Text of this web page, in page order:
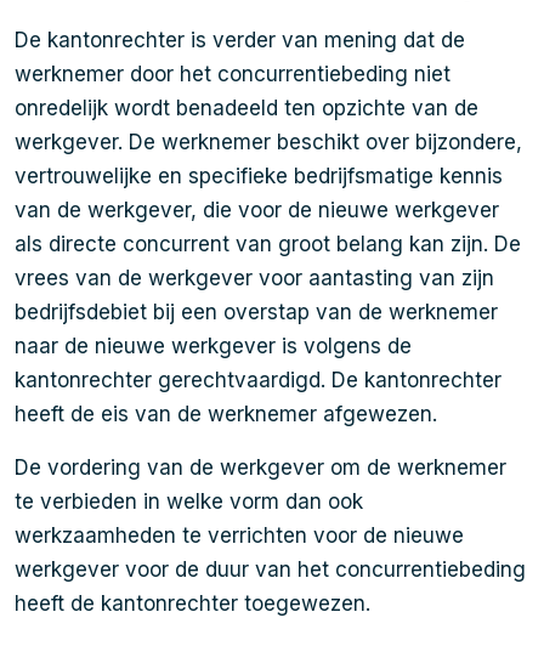
De kantonrechter is verder van mening dat de
werknemer door het concurrentiebeding niet
onredelijk wordt benadeeld ten opzichte van de
werkgever. De werknemer beschikt over bijzondere,
vertrouwelijke en specifieke bedrijfsmatige kennis
van de werkgever, die voor de nieuwe werkgever
als directe concurrent van groot belang kan zijn. De
vrees van de werkgever voor aantasting van zijn
bedrijfsdebiet bij een overstap van de werknemer
naar de nieuwe werkgever is volgens de
kantonrechter gerechtvaardigd. De kantonrechter
heeft de eis van de werknemer afgewezen.
De vordering van de werkgever om de werknemer
te verbieden in welke vorm dan ook
werkzaamheden te verrichten voor de nieuwe
werkgever voor de duur van het concurrentiebeding
heeft de kantonrechter toegewezen.